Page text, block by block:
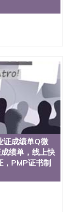
San Jose
San Jose
Jose
Jose State
State
State
Jose State
Jose State
Jose State
State
State
State
State
Jose State
Jose State
Jose State
Jose State
Jose State
Jose State
Jose State
Jose
书（San
证成绩单Q微
绩单，线上快
，PMP证书制